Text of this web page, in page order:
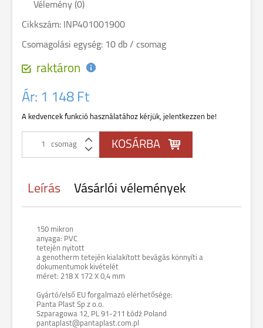
Vélemény (0)
Cikkszám: INP401001900
Csomagolási egység: 10 db / csomag
raktáron
Ár: 1 148 Ft
A kedvencek funkció használatához kérjük, jelentkezzen be!
csomag
Leírás Vásárlói vélemények
150 mikron
anyaga: PVC
tetején nyitott
a genotherm tetején kialakított bevágás könnyíti a
dokumentumok kivételét
méret: 218 X 172 X 0,4 mm
Gyártó/első EU forgalmazó elérhetősége:
Panta Plast Sp z o.o.
Szparagowa 12, PL 91-211 Łódź Poland
pantaplast@pantaplast.com.pl